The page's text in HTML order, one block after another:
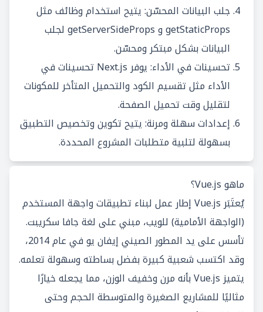
جلب البيانات المحسّن: يتيح استخدام وظائف مثل
getStaticProps و getServerSideProps لجلب
البيانات بشكل مبتكر ومحسّن.
تحسينات في الأداء: يوفر Next.js تحسينات في
الأداء مثل تقسيم الكود والتحميل المتأخر للمكونات
لتقليل وقت تحميل الصفحة.
إعدادات سهلة ومرنة: يتيح تكوين وتخصيص التطبيق
بسهولة لتلبية متطلبات المشروع المحددة.
ماهو Vue.js؟
يُعتَبَر Vue.js إطار عمل لبناء تطبيقات واجهة المستخدم
(الواجهة الأمامية) للويب، مبني على لغة جافا سكريبت.
تأسس على يد المطور الصيني إيفان يو في عام 2014،
وقد اكتسب شعبية كبيرة بفضل بساطته وسهولة تعلمه.
يتميز Vue.js بأنه مرن وخفيف الوزن، مما يجعله خيارًا
مثاليًا للمشاريع الصغيرة والمتوسطة الحجم وحتى